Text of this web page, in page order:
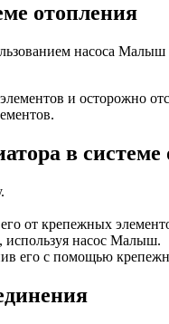
отопления
насоса
и осторожно
в системе
от крепежных
насос Малыш.
его с помощью